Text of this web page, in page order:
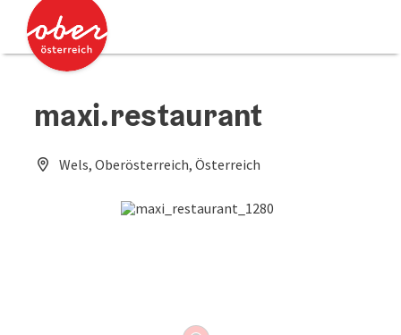
Zum Inhalt
Zum Seitenanfang
maxi.restaurant
Wels, Oberösterreich, Österreich